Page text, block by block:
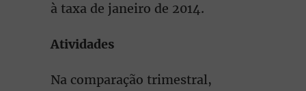
à taxa de janeiro de 2014.
Atividades
Na comparação trimestral,